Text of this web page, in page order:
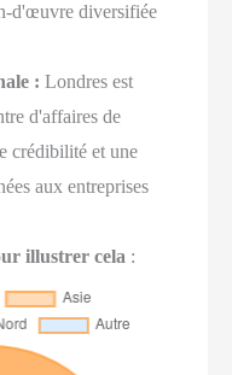
d'œuvre diversifiée
: Londres est
d'affaires de
crédibilité et une
aux entreprises
illustrer cela :